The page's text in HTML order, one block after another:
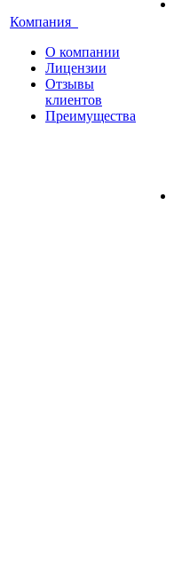
Компания
О компании
Лицензии
Отзывы
клиентов
Преимущества